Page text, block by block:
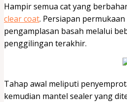
Hampir semua cat yang
clear coat. Persiapan
pengamplasan basah melalui
penggilingan terakhir.
Tahap awal meliputi
kemudian mantel sealer yang